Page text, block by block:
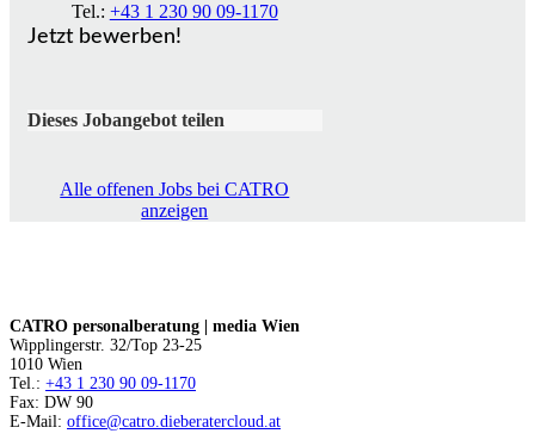
Tel.: +43 1 230 90 09-1170
Jetzt bewerben!
Dieses Jobangebot teilen
Alle offenen Jobs bei CATRO
anzeigen
CATRO personalberatung | media Wien
Wipplingerstr. 32/Top 23-25
1010 Wien
Tel.: +43 1 230 90 09-1170
Fax: DW 90
E-Mail: office@catro.dieberatercloud.at